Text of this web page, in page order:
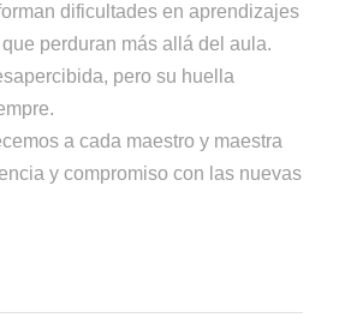
dificultades en aprendizajes
perduran más allá del aula.
pero su huella
a cada maestro y maestra
y compromiso con las nuevas